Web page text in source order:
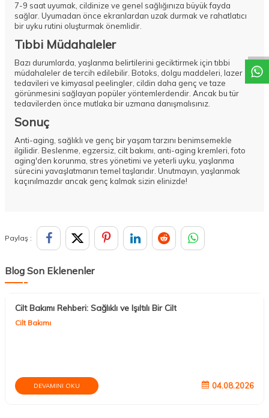
7-9 saat uyumak, cildinize ve genel sağlığınıza büyük fayda
sağlar. Uyumadan önce ekranlardan uzak durmak ve rahatlatıcı
bir uyku rutini oluşturmak önemlidir.
Tıbbi Müdahaleler
Bazı durumlarda, yaşlanma belirtilerini geciktirmek için tıbbi
müdahaleler de tercih edilebilir. Botoks, dolgu maddeleri, lazer
tedavileri ve kimyasal peelingler, cildin daha genç ve taze
görünmesini sağlayan popüler yöntemlerdendir. Ancak bu tür
tedavilerden önce mutlaka bir uzmana danışmalısınız.
Sonuç
Anti-aging, sağlıklı ve genç bir yaşam tarzını benimsemekle
ilgilidir. Beslenme, egzersiz, cilt bakımı, anti-aging kremleri, foto
aging'den korunma, stres yönetimi ve yeterli uyku, yaşlanma
sürecini yavaşlatmanın temel taşlarıdır. Unutmayın, yaşlanmak
kaçınılmazdır ancak genç kalmak sizin elinizde!
Paylaş :
Blog Son Eklenenler
Cilt Bakımı Rehberi: Sağlıklı ve Işıltılı Bir Cilt
Cilt Bakımı
DEVAMINI OKU 04.08.2026